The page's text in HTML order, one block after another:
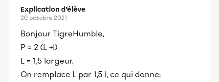
Explication d’élève
20 octobre 2021
Bonjour TigreHumble,
P = 2 (L +l)
L = 1,5 largeur.
On remplace L par 1,5 l, ce qui donne: